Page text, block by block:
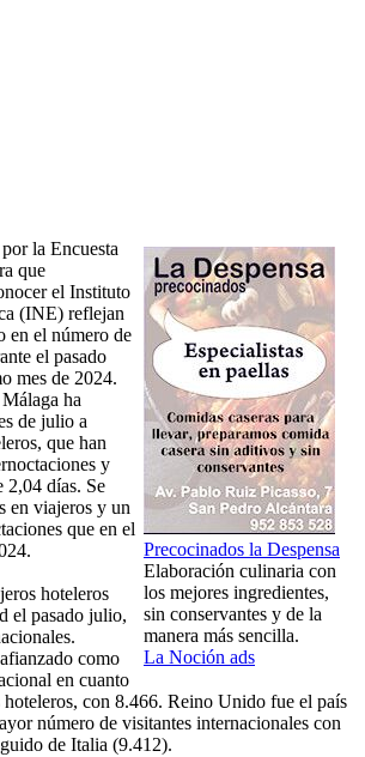
Precocinados la Despensa
Elaboración culinaria con
los mejores ingredientes,
sin conservantes y de la
manera más sencilla.
La Noción ads
la Encuesta
que
el Instituto
(INE) reflejan
en el número de
el pasado
mes de 2024.
ha
de julio a
que han
y
2,04 días. Se
en viajeros y un
que en el
hoteleros
el pasado julio,
como
en cuanto
con 8.466. Reino Unido fue el país
número de visitantes internacionales con
de Italia (9.412).